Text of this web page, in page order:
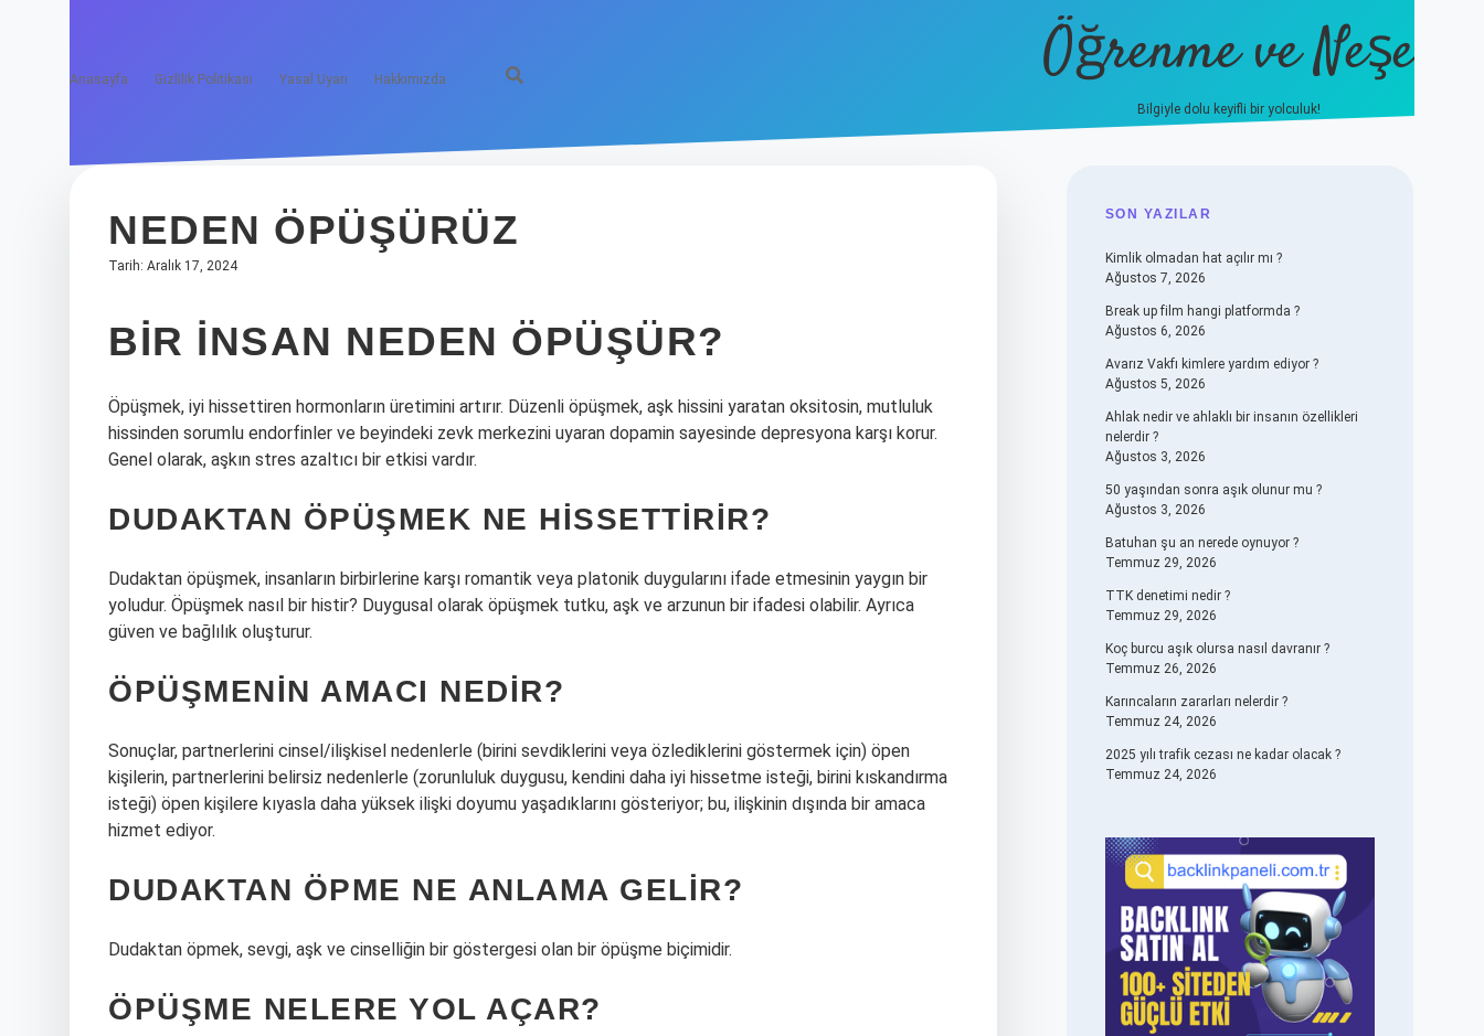
Anasayfa Gizlilik Politikası Yasal Uyarı Hakkımızda Öğrenme ve Neşe
Bilgiyle dolu keyifli bir yolculuk!
NEDEN ÖPÜŞÜRÜZ
Tarih: Aralık 17, 2024
BIR INSAN NEDEN ÖPÜŞÜR?
Öpüşmek, iyi hissettiren hormonların üretimini artırır. Düzenli öpüşmek, aşk hissini yaratan oksitosin, mutluluk
hissinden sorumlu endorfinler ve beyindeki zevk merkezini uyaran dopamin sayesinde depresyona karşı korur.
Genel olarak, aşkın stres azaltıcı bir etkisi vardır.
DUDAKTAN ÖPÜŞMEK NE HISSETTIRIR?
Dudaktan öpüşmek, insanların birbirlerine karşı romantik veya platonik duygularını ifade etmesinin yaygın bir
yoludur. Öpüşmek nasıl bir histir? Duygusal olarak öpüşmek tutku, aşk ve arzunun bir ifadesi olabilir. Ayrıca
güven ve bağlılık oluşturur.
ÖPÜŞMENIN AMACI NEDIR?
Sonuçlar, partnerlerini cinsel/ilişkisel nedenlerle (birini sevdiklerini veya özlediklerini göstermek için) öpen
kişilerin, partnerlerini belirsiz nedenlerle (zorunluluk duygusu, kendini daha iyi hissetme isteği, birini kıskandırma
isteği) öpen kişilere kıyasla daha yüksek ilişki doyumu yaşadıklarını gösteriyor; bu, ilişkinin dışında bir amaca
hizmet ediyor.
DUDAKTAN ÖPME NE ANLAMA GELIR?
Dudaktan öpmek, sevgi, aşk ve cinselliğin bir göstergesi olan bir öpüşme biçimidir.
ÖPÜŞME NELERE YOL AÇAR?
SIDEBAR
SON YAZILAR
Kimlik olmadan hat açılır mı ?
Ağustos 7, 2026
Break up film hangi platformda ?
Ağustos 6, 2026
Avarız Vakfı kimlere yardım ediyor ?
Ağustos 5, 2026
Ahlak nedir ve ahlaklı bir insanın özellikleri
nelerdir ?
Ağustos 3, 2026
50 yaşından sonra aşık olunur mu ?
Ağustos 3, 2026
Batuhan şu an nerede oynuyor ?
Temmuz 29, 2026
TTK denetimi nedir ?
Temmuz 29, 2026
Koç burcu aşık olursa nasıl davranır ?
Temmuz 26, 2026
Karıncaların zararları nelerdir ?
Temmuz 24, 2026
2025 yılı trafik cezası ne kadar olacak ?
Temmuz 24, 2026